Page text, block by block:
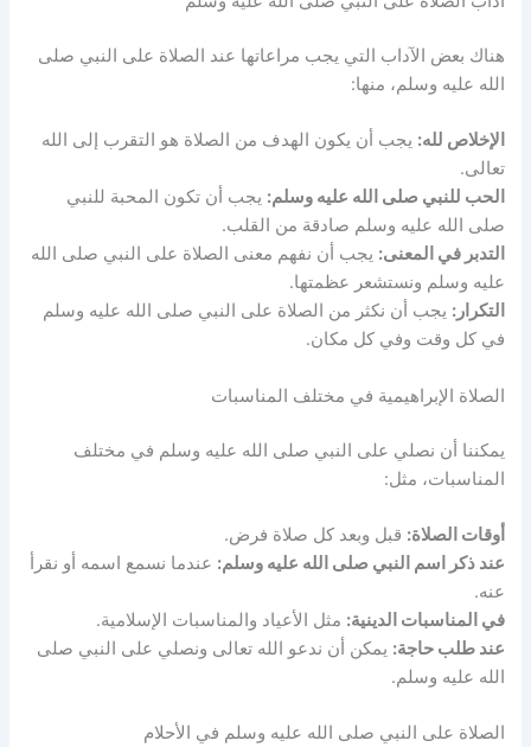
هناك بعض الآداب التي يجب مراعاتها عند الصلاة على النبي صلى
الله عليه وسلم، منها:
الإخلاص لله: يجب أن يكون الهدف من الصلاة هو التقرب إلى الله
تعالى.
الحب للنبي صلى الله عليه وسلم: يجب أن تكون المحبة للنبي
صلى الله عليه وسلم صادقة من القلب.
التدبر في المعنى: يجب أن نفهم معنى الصلاة على النبي صلى الله
عليه وسلم ونستشعر عظمتها.
التكرار: يجب أن نكثر من الصلاة على النبي صلى الله عليه وسلم
في كل وقت وفي كل مكان.
الصلاة الإبراهيمية في مختلف المناسبات
يمكننا أن نصلي على النبي صلى الله عليه وسلم في مختلف
المناسبات، مثل:
أوقات الصلاة: قبل وبعد كل صلاة فرض.
عند ذكر اسم النبي صلى الله عليه وسلم: عندما نسمع اسمه أو نقرأ
عنه.
في المناسبات الدينية: مثل الأعياد والمناسبات الإسلامية.
عند طلب حاجة: يمكن أن ندعو الله تعالى ونصلي على النبي صلى
الله عليه وسلم.
الصلاة على النبي صلى الله عليه وسلم في الأحلام